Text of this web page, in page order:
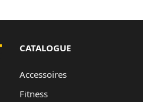
CATALOGUE
Accessoires
Fitness